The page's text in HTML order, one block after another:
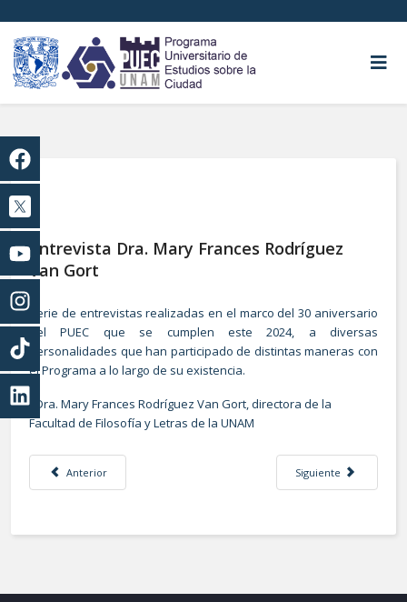
Entrevista Dra. Mary Frances Rodríguez
Van Gort
Serie de entrevistas realizadas en el marco del 30 aniversario
del PUEC que se cumplen este 2024, a diversas
personalidades que han participado de distintas maneras con
el Programa a lo largo de su existencia.
- Dra. Mary Frances Rodríguez Van Gort, directora de la
Facultad de Filosofía y Letras de la UNAM
Artículo anterior: Entrevista Dr. Rolando Cordera Campos
Anterior Artículo siguiente:
Siguiente